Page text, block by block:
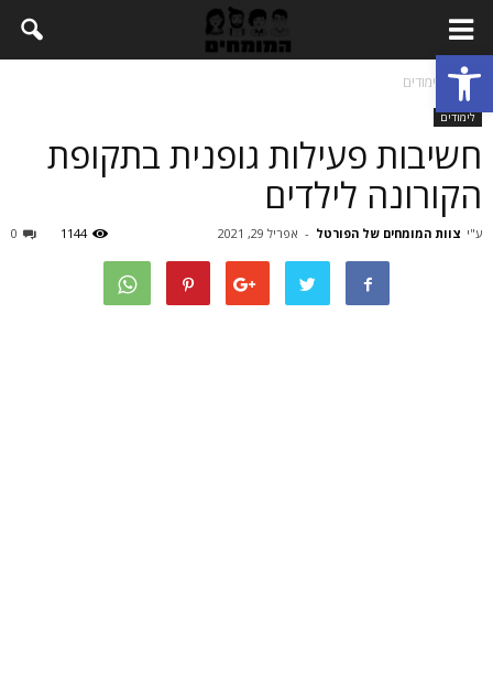
Open toolbar
בית לימודים
לימודים
חשיבות פעילות גופנית בתקופת
הקורונה לילדים
ע"י צוות המומחים של הפורטל - אפריל 29, 2021 0 1144